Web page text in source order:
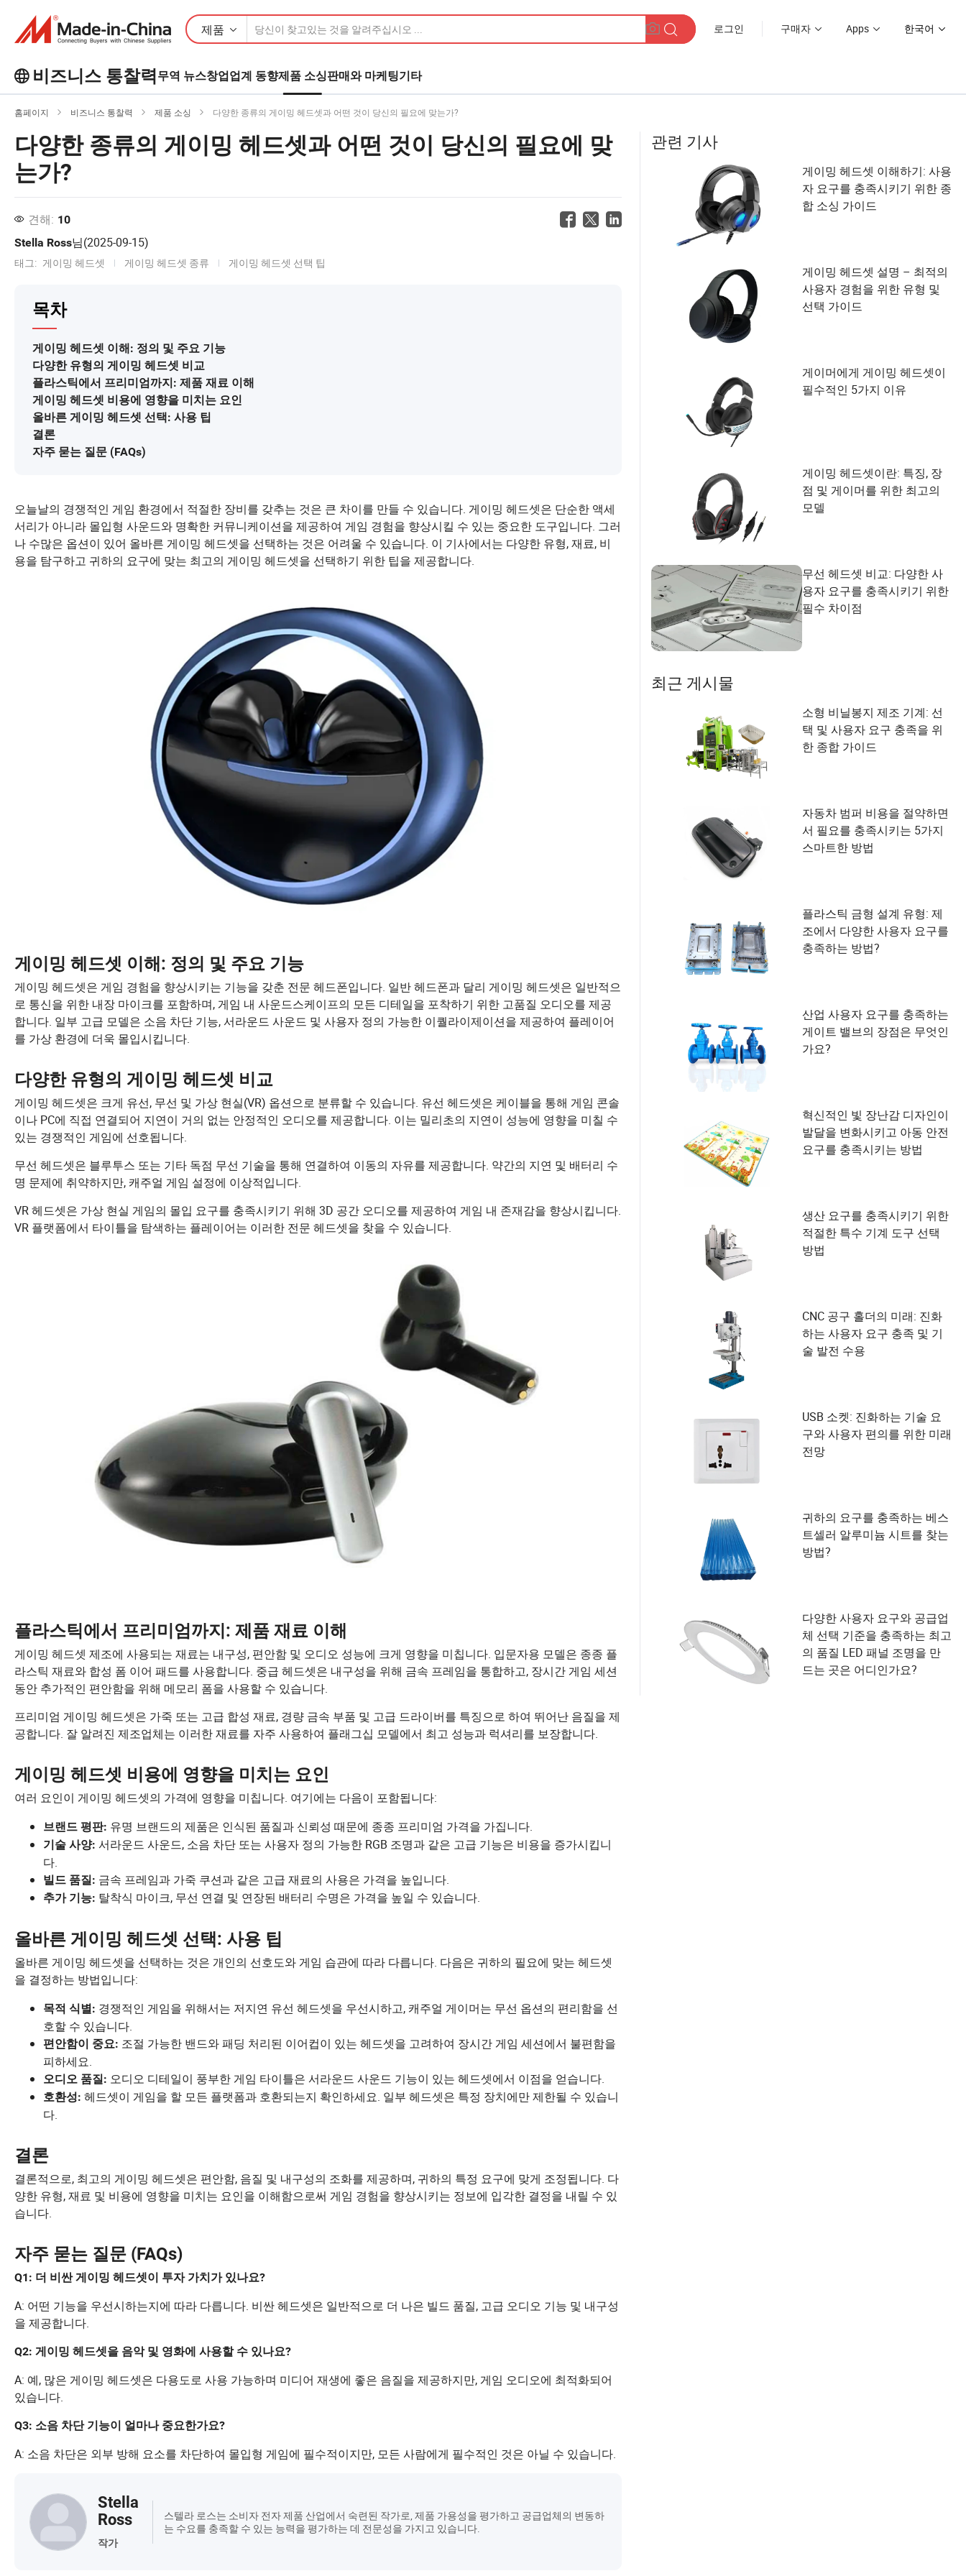
제품 로그인 구매자 Apps 한국어
비즈니스 통찰력 무역 뉴스창업업계 동향제품 소싱판매와 마케팅기타
홈페이지 비즈니스 통찰력 제품 소싱 다양한 종류의 게이밍 헤드셋과 어떤 것이 당신의 필요에 맞는가?
다양한 종류의 게이밍 헤드셋과 어떤 것이 당신의 필요에 맞
는가?
견해: 10
Stella Ross님(2025-09-15)
태그: 게이밍 헤드셋 게이밍 헤드셋 종류 게이밍 헤드셋 선택 팁
목차
게이밍 헤드셋 이해: 정의 및 주요 기능
다양한 유형의 게이밍 헤드셋 비교
플라스틱에서 프리미엄까지: 제품 재료 이해
게이밍 헤드셋 비용에 영향을 미치는 요인
올바른 게이밍 헤드셋 선택: 사용 팁
결론
자주 묻는 질문 (FAQs)
오늘날의 경쟁적인 게임 환경에서 적절한 장비를 갖추는 것은 큰 차이를 만들 수 있습니다. 게이밍 헤드셋은 단순한 액세
서리가 아니라 몰입형 사운드와 명확한 커뮤니케이션을 제공하여 게임 경험을 향상시킬 수 있는 중요한 도구입니다. 그러
나 수많은 옵션이 있어 올바른 게이밍 헤드셋을 선택하는 것은 어려울 수 있습니다. 이 기사에서는 다양한 유형, 재료, 비
용을 탐구하고 귀하의 요구에 맞는 최고의 게이밍 헤드셋을 선택하기 위한 팁을 제공합니다.
게이밍 헤드셋 이해: 정의 및 주요 기능
게이밍 헤드셋은 게임 경험을 향상시키는 기능을 갖춘 전문 헤드폰입니다. 일반 헤드폰과 달리 게이밍 헤드셋은 일반적으
로 통신을 위한 내장 마이크를 포함하며, 게임 내 사운드스케이프의 모든 디테일을 포착하기 위한 고품질 오디오를 제공
합니다. 일부 고급 모델은 소음 차단 기능, 서라운드 사운드 및 사용자 정의 가능한 이퀄라이제이션을 제공하여 플레이어
를 가상 환경에 더욱 몰입시킵니다.
다양한 유형의 게이밍 헤드셋 비교
게이밍 헤드셋은 크게 유선, 무선 및 가상 현실(VR) 옵션으로 분류할 수 있습니다. 유선 헤드셋은 케이블을 통해 게임 콘솔
이나 PC에 직접 연결되어 지연이 거의 없는 안정적인 오디오를 제공합니다. 이는 밀리초의 지연이 성능에 영향을 미칠 수
있는 경쟁적인 게임에 선호됩니다.
무선 헤드셋은 블루투스 또는 기타 독점 무선 기술을 통해 연결하여 이동의 자유를 제공합니다. 약간의 지연 및 배터리 수
명 문제에 취약하지만, 캐주얼 게임 설정에 이상적입니다.
VR 헤드셋은 가상 현실 게임의 몰입 요구를 충족시키기 위해 3D 공간 오디오를 제공하여 게임 내 존재감을 향상시킵니다.
VR 플랫폼에서 타이틀을 탐색하는 플레이어는 이러한 전문 헤드셋을 찾을 수 있습니다.
플라스틱에서 프리미엄까지: 제품 재료 이해
게이밍 헤드셋 제조에 사용되는 재료는 내구성, 편안함 및 오디오 성능에 크게 영향을 미칩니다. 입문자용 모델은 종종 플
라스틱 재료와 합성 폼 이어 패드를 사용합니다. 중급 헤드셋은 내구성을 위해 금속 프레임을 통합하고, 장시간 게임 세션
동안 추가적인 편안함을 위해 메모리 폼을 사용할 수 있습니다.
프리미엄 게이밍 헤드셋은 가죽 또는 고급 합성 재료, 경량 금속 부품 및 고급 드라이버를 특징으로 하여 뛰어난 음질을 제
공합니다. 잘 알려진 제조업체는 이러한 재료를 자주 사용하여 플래그십 모델에서 최고 성능과 럭셔리를 보장합니다.
게이밍 헤드셋 비용에 영향을 미치는 요인
여러 요인이 게이밍 헤드셋의 가격에 영향을 미칩니다. 여기에는 다음이 포함됩니다:
브랜드 평판: 유명 브랜드의 제품은 인식된 품질과 신뢰성 때문에 종종 프리미엄 가격을 가집니다.
기술 사양: 서라운드 사운드, 소음 차단 또는 사용자 정의 가능한 RGB 조명과 같은 고급 기능은 비용을 증가시킵니
다.
빌드 품질: 금속 프레임과 가죽 쿠션과 같은 고급 재료의 사용은 가격을 높입니다.
추가 기능: 탈착식 마이크, 무선 연결 및 연장된 배터리 수명은 가격을 높일 수 있습니다.
올바른 게이밍 헤드셋 선택: 사용 팁
올바른 게이밍 헤드셋을 선택하는 것은 개인의 선호도와 게임 습관에 따라 다릅니다. 다음은 귀하의 필요에 맞는 헤드셋
을 결정하는 방법입니다:
목적 식별: 경쟁적인 게임을 위해서는 저지연 유선 헤드셋을 우선시하고, 캐주얼 게이머는 무선 옵션의 편리함을 선
호할 수 있습니다.
편안함이 중요: 조절 가능한 밴드와 패딩 처리된 이어컵이 있는 헤드셋을 고려하여 장시간 게임 세션에서 불편함을
피하세요.
오디오 품질: 오디오 디테일이 풍부한 게임 타이틀은 서라운드 사운드 기능이 있는 헤드셋에서 이점을 얻습니다.
호환성: 헤드셋이 게임을 할 모든 플랫폼과 호환되는지 확인하세요. 일부 헤드셋은 특정 장치에만 제한될 수 있습니
다.
결론
결론적으로, 최고의 게이밍 헤드셋은 편안함, 음질 및 내구성의 조화를 제공하며, 귀하의 특정 요구에 맞게 조정됩니다. 다
양한 유형, 재료 및 비용에 영향을 미치는 요인을 이해함으로써 게임 경험을 향상시키는 정보에 입각한 결정을 내릴 수 있
습니다.
자주 묻는 질문 (FAQs)
Q1: 더 비싼 게이밍 헤드셋이 투자 가치가 있나요?
A: 어떤 기능을 우선시하는지에 따라 다릅니다. 비싼 헤드셋은 일반적으로 더 나은 빌드 품질, 고급 오디오 기능 및 내구성
을 제공합니다.
Q2: 게이밍 헤드셋을 음악 및 영화에 사용할 수 있나요?
A: 예, 많은 게이밍 헤드셋은 다용도로 사용 가능하며 미디어 재생에 좋은 음질을 제공하지만, 게임 오디오에 최적화되어
있습니다.
Q3: 소음 차단 기능이 얼마나 중요한가요?
A: 소음 차단은 외부 방해 요소를 차단하여 몰입형 게임에 필수적이지만, 모든 사람에게 필수적인 것은 아닐 수 있습니다.
Stella
Ross
작가
스텔라 로스는 소비자 전자 제품 산업에서 숙련된 작가로, 제품 가용성을 평가하고 공급업체의 변동하
는 수요를 충족할 수 있는 능력을 평가하는 데 전문성을 가지고 있습니다.
관련 기사
게이밍 헤드셋 이해하기: 사용
자 요구를 충족시키기 위한 종
합 소싱 가이드
게이밍 헤드셋 설명 – 최적의
사용자 경험을 위한 유형 및
선택 가이드
게이머에게 게이밍 헤드셋이
필수적인 5가지 이유
게이밍 헤드셋이란: 특징, 장
점 및 게이머를 위한 최고의
모델
무선 헤드셋 비교: 다양한 사
용자 요구를 충족시키기 위한
필수 차이점
최근 게시물
소형 비닐봉지 제조 기계: 선
택 및 사용자 요구 충족을 위
한 종합 가이드
자동차 범퍼 비용을 절약하면
서 필요를 충족시키는 5가지
스마트한 방법
플라스틱 금형 설계 유형: 제
조에서 다양한 사용자 요구를
충족하는 방법?
산업 사용자 요구를 충족하는
게이트 밸브의 장점은 무엇인
가요?
혁신적인 빛 장난감 디자인이
발달을 변화시키고 아동 안전
요구를 충족시키는 방법
생산 요구를 충족시키기 위한
적절한 특수 기계 도구 선택
방법
CNC 공구 홀더의 미래: 진화
하는 사용자 요구 충족 및 기
술 발전 수용
USB 소켓: 진화하는 기술 요
구와 사용자 편의를 위한 미래
전망
귀하의 요구를 충족하는 베스
트셀러 알루미늄 시트를 찾는
방법?
다양한 사용자 요구와 공급업
체 선택 기준을 충족하는 최고
의 품질 LED 패널 조명을 만
드는 곳은 어디인가요?